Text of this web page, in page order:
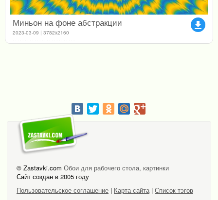
file_download
Миньон на фоне абстракции
2023-03-09 | 3782x2160
© Zastavki.com Обои для рабочего стола, картинки
Сайт создан в 2005 году
Пользовательское соглашение | Карта сайта| Список тэгов